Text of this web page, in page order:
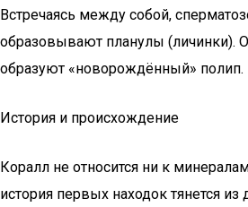
Встречаясь между собой,
образовывают планулы (личинки).
образуют «новорождённый» полип.
История и происхождение
Коралл не относится ни к
история первых находок тянется